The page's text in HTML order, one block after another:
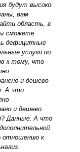
будут высоко
вам
область, в
сможете
дефицитные
услуги по
к тому, что
и дешево
А что
и дешево
Данные. А что
отношению к